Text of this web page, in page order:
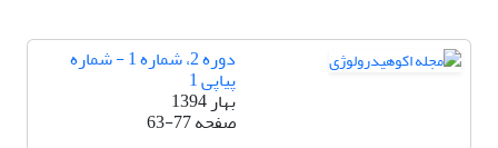
دوره 2، شماره 1 - شماره
پیاپی 1
بهار 1394
صفحه63-77